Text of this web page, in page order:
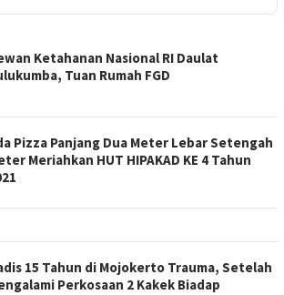
Ketahanan Nasional RI Daulat
Tuan Rumah FGD
Pizza Panjang Dua Meter Lebar Setengah
Meriahkan HUT HIPAKAD KE 4 Tahun
15 Tahun di Mojokerto Trauma, Setelah
Perkosaan 2 Kakek Biadap